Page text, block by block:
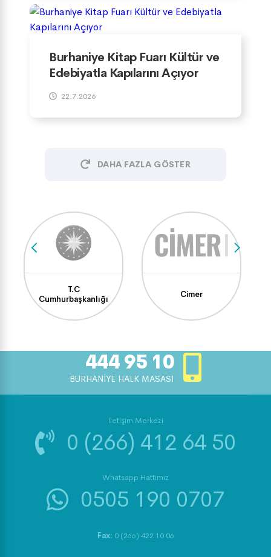
Burhaniye Kitap Fuarı Kültür ve
Edebiyatla Kapılarını Açıyor
22.7.2026
DAHA FAZLA GÖSTER
T.C
Cumhurbaşkanlığı
Cimer
444 95 10
BURHANİYE HALK MASASI
İletişim Merkezi
0 (266) 412 64 50
Whatsapp Hattımız
0505 190 0707
Fax: 0 (266) 422 10 06